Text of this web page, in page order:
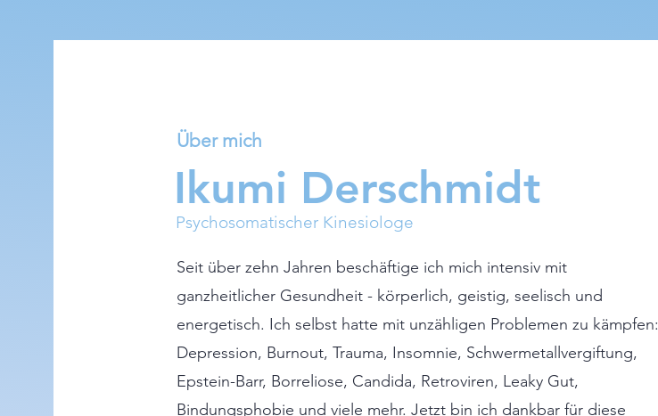
Über mich
Ikumi Derschmidt
Psychosomatischer Kinesiologe
Seit über zehn Jahren beschäftige ich mich intensiv mit
ganzheitlicher Gesundheit - körperlich, geistig, seelisch und
energetisch. Ich selbst hatte mit unzähligen Problemen zu kämpfen:
Depression, Burnout, Trauma, Insomnie, Schwermetallvergiftung,
Epstein-Barr, Borreliose, Candida, Retroviren, Leaky Gut,
Bindungsphobie und viele mehr. Jetzt bin ich dankbar für diese